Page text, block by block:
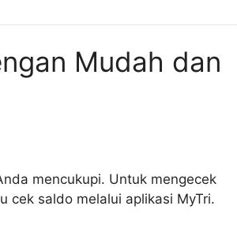
Mudah dan
mencukupi. Untuk mengecek
cek saldo melalui aplikasi MyTri.